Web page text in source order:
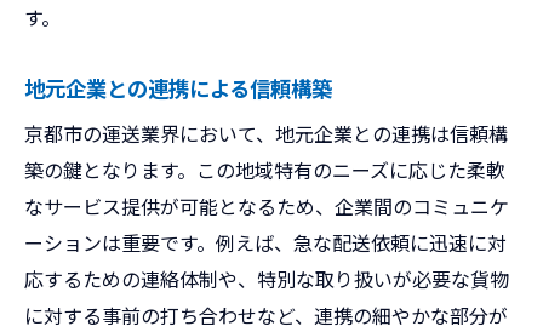
す。
地元企業との連携による信頼構築
京都市の運送業界において、地元企業との連携は信頼構
築の鍵となります。この地域特有のニーズに応じた柔軟
なサービス提供が可能となるため、企業間のコミュニケ
ーションは重要です。例えば、急な配送依頼に迅速に対
応するための連絡体制や、特別な取り扱いが必要な貨物
に対する事前の打ち合わせなど、連携の細やかな部分が